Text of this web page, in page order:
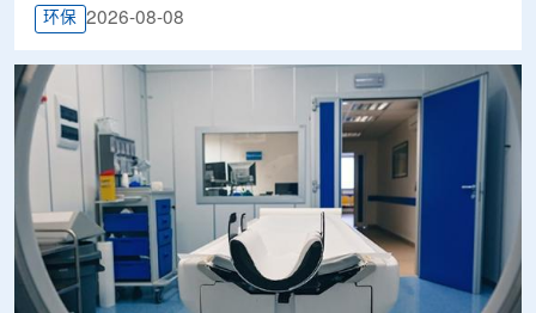
环保 2026-08-08